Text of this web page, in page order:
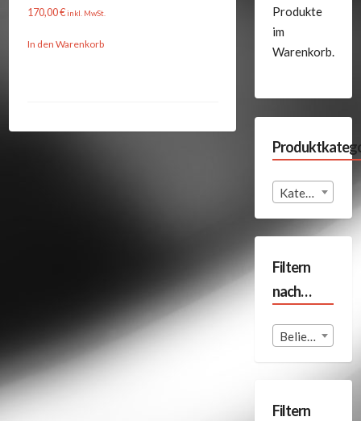
170,00€inkl. MwSt.
In den Warenkorb
Produkte
im
Warenkorb.
Kategorie auswählen
Filtern
nach…
Beliebige Format
Filtern